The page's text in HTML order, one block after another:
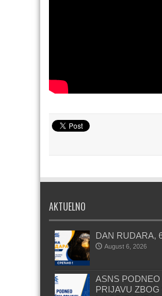
AKTUELNO
DAN RUDARA,
August 6, 2026
ASNS
PRIJAVU